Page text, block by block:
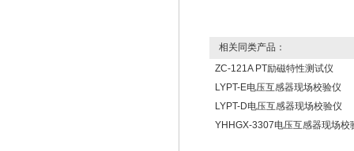
相关同类产品：
ZC-121A PT励磁特性测试仪
LYPT-E电压互感器现场校验仪
LYPT-D电压互感器现场校验仪
YHHGX-3307电压互感器现场校